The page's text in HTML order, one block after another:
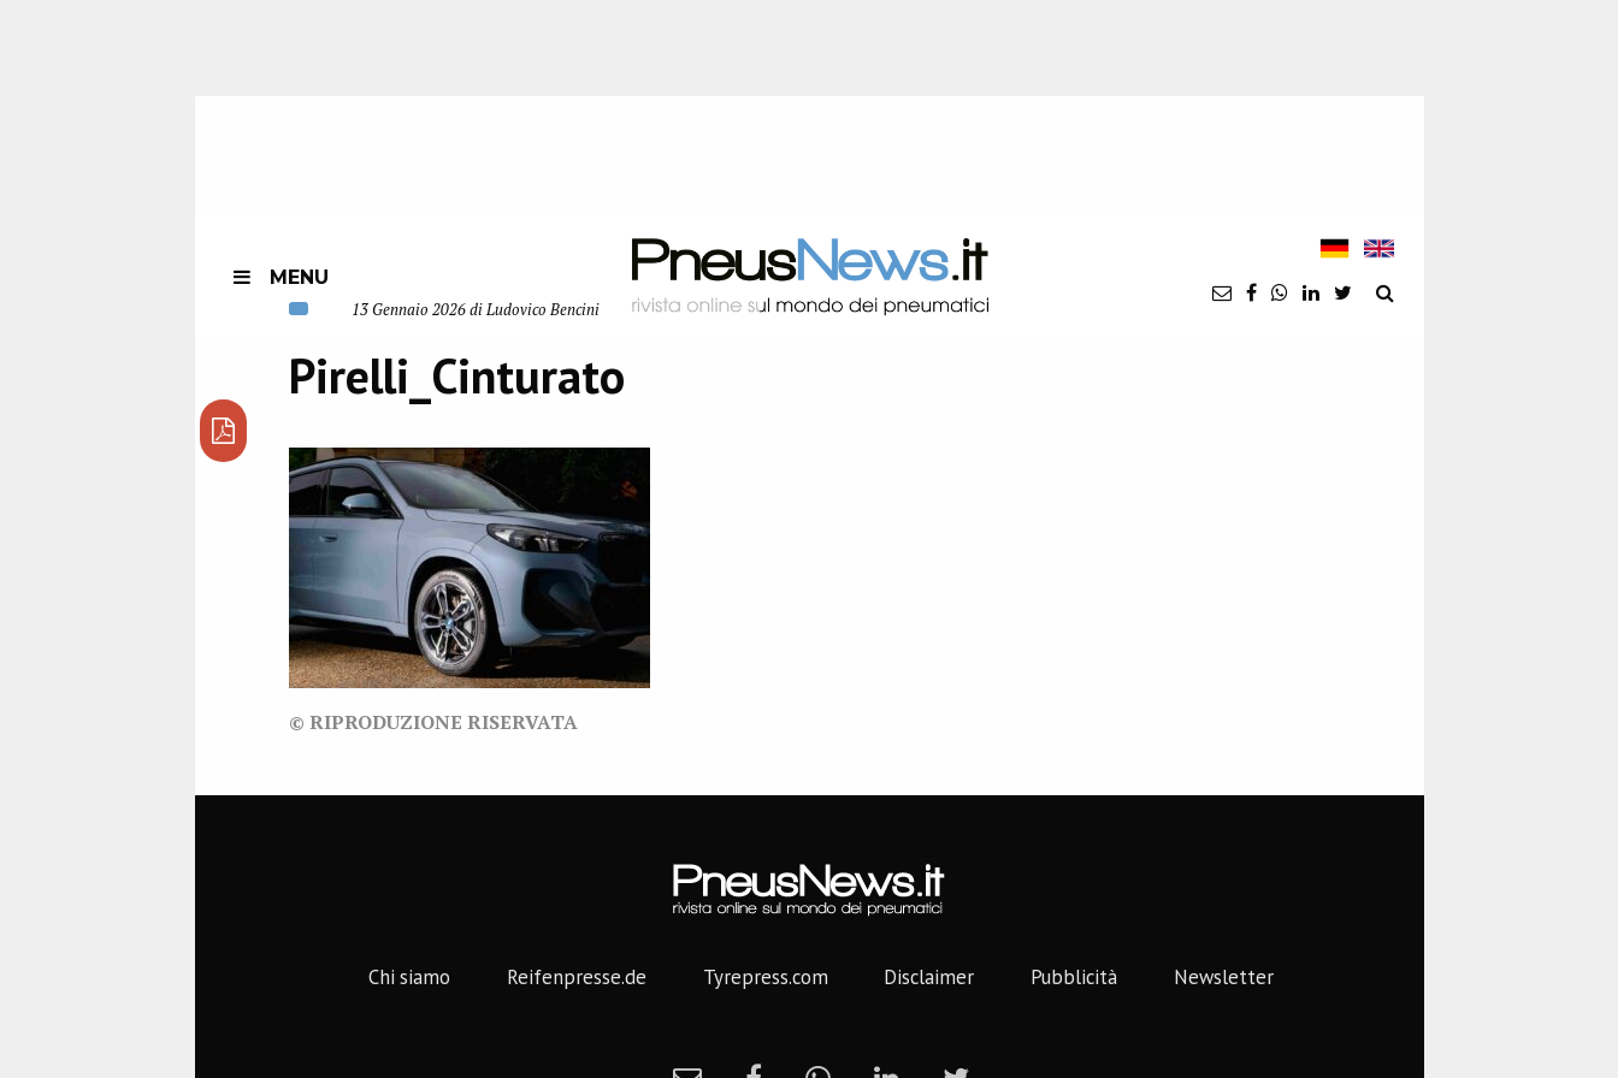
MENU
13 Gennaio 2026 di Ludovico Bencini
Pirelli_Cinturato
© RIPRODUZIONE RISERVATA
Chi siamo Reifenpresse.de Tyrepress.com Disclaimer Pubblicità Newsletter